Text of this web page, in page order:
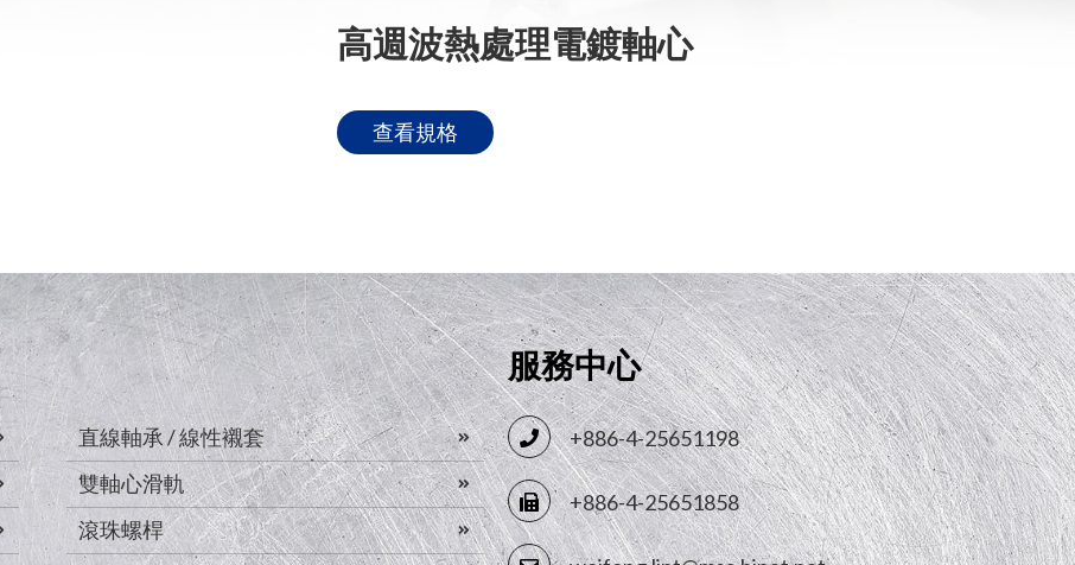
高週波熱處理電鍍軸心
查看規格
直線軸承 / 線性襯套
雙軸心滑軌
滾珠螺桿
服務中心
+886-4-25651198
+886-4-25651858